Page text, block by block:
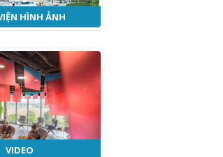
HÌNH ẢNH
VIDEO